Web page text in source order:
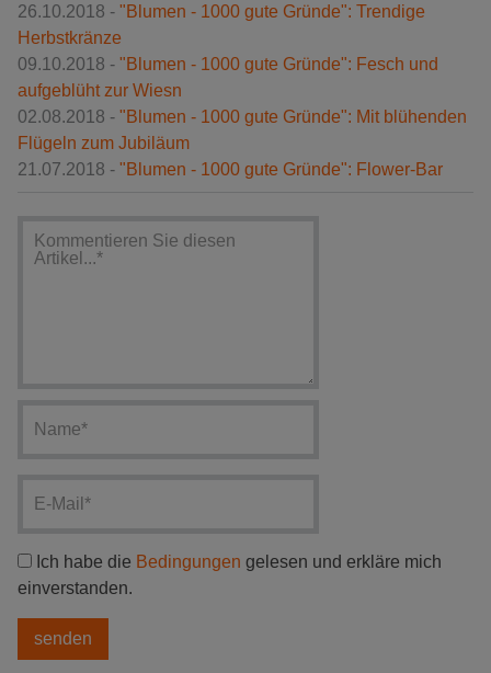
26.10.2018 - "Blumen - 1000 gute Gründe": Trendige
Herbstkränze
09.10.2018 - "Blumen - 1000 gute Gründe": Fesch und
aufgeblüht zur Wiesn
02.08.2018 - "Blumen - 1000 gute Gründe": Mit blühenden
Flügeln zum Jubiläum
21.07.2018 - "Blumen - 1000 gute Gründe": Flower-Bar
Ich habe die Bedingungen gelesen und erkläre mich
einverstanden.